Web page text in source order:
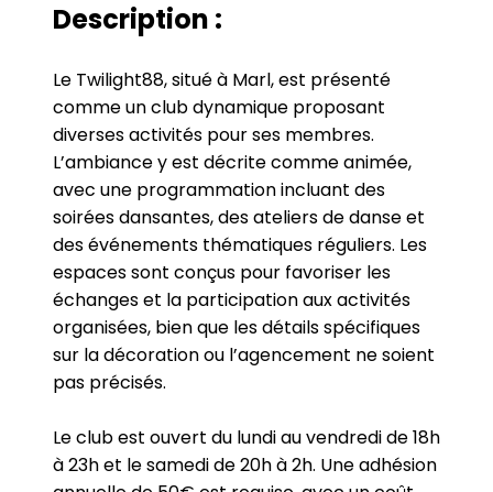
Description :
Le Twilight88, situé à Marl, est présenté
comme un club dynamique proposant
diverses activités pour ses membres.
L’ambiance y est décrite comme animée,
avec une programmation incluant des
soirées dansantes, des ateliers de danse et
des événements thématiques réguliers. Les
espaces sont conçus pour favoriser les
échanges et la participation aux activités
organisées, bien que les détails spécifiques
sur la décoration ou l’agencement ne soient
pas précisés.
Le club est ouvert du lundi au vendredi de 18h
à 23h et le samedi de 20h à 2h. Une adhésion